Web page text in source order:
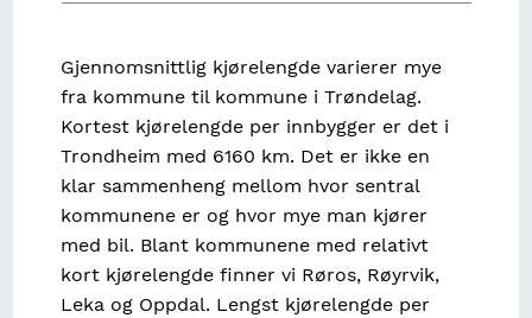
Gjennomsnittlig kjørelengde varierer mye
fra kommune til kommune i Trøndelag.
Kortest kjørelengde per innbygger er det i
Trondheim med 6160 km. Det er ikke en
klar sammenheng mellom hvor sentral
kommunene er og hvor mye man kjører
med bil. Blant kommunene med relativt
kort kjørelengde finner vi Røros, Røyrvik,
Leka og Oppdal. Lengst kjørelengde per